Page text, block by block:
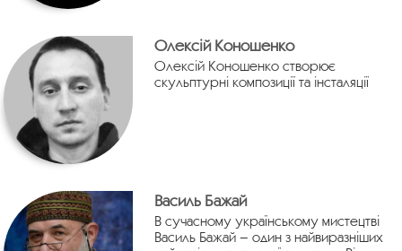
Олексій Коношенко
Олексій Коношенко cтворює
скульптурні композиції та інсталяції
Василь Бажай
В сучасному українському мистецтві
Василь Бажай – один з найвиразніших